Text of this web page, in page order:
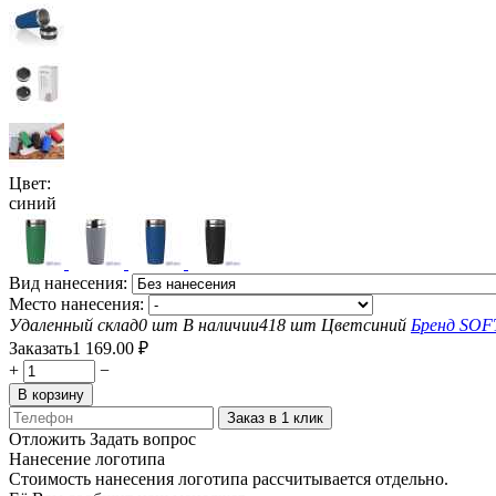
Цвет:
синий
Вид нанесения:
Место нанесения:
Удаленный склад0 шт В наличии418 шт Цветсиний Бренд
Заказать1 169.00 ₽
+
−
В корзину
Заказ в 1 клик
Отложить Задать вопрос
Нанесение логотипа
Стоимость нанесения логотипа рассчитывается отдельно.